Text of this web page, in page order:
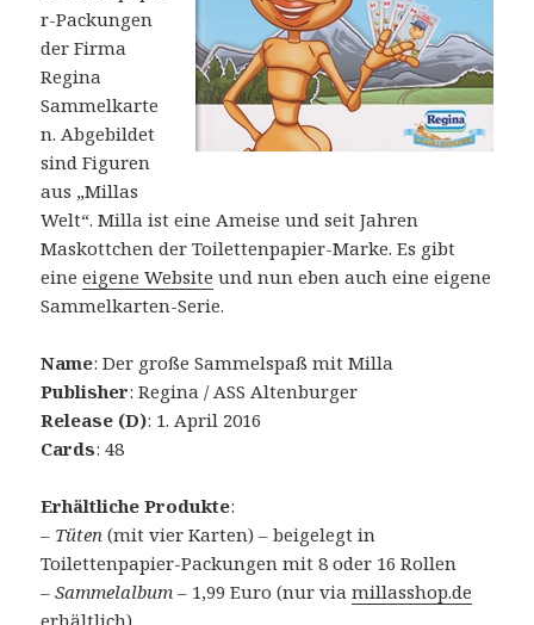
r-Packungen
der Firma
Regina
Sammelkarte
n. Abgebildet
sind Figuren
aus „Millas
Welt“. Milla ist eine Ameise und seit Jahren
Maskottchen der Toilettenpapier-Marke. Es gibt
eineeigene Website und nun eben auch eine eigene
Sammelkarten-Serie.
Name: Der große Sammelspaß mit Milla
Publisher: Regina / ASS Altenburger
Release (D): 1. April 2016
Cards: 48
Erhältliche Produkte:
– Tüten (mit vier Karten) – beigelegt in
Toilettenpapier-Packungen mit 8 oder 16 Rollen
–Sammelalbum – 1,99 Euro (nur viamillasshop.de
erhältlich)